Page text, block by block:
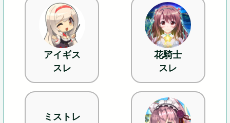
アイギス
スレ
花騎士
スレ
ミストレ